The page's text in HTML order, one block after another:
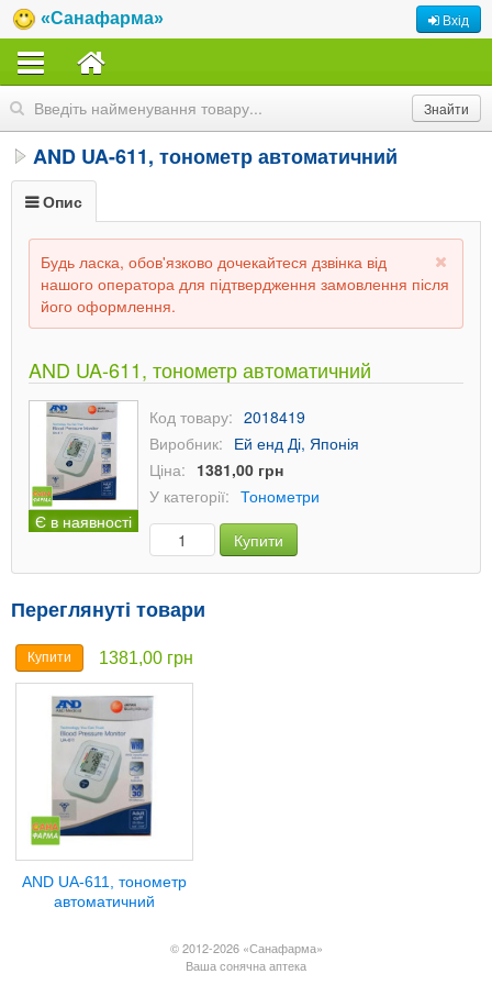
«Санафарма» Вхід
AND UA-611, тонометр автоматичний
Опис
Будь ласка, обов'язково дочекайтеся дзвінка від
нашого оператора для підтвердження замовлення після
його оформлення.
AND UA-611, тонометр автоматичний
Є в наявності
Код товару: 2018419
Виробник: Ей енд Ді, Японія
Ціна: 1381,00 грн
У категорії: Тонометри
Купити
Переглянуті товари
Купити 1381,00 грн
AND UA-611, тонометр
автоматичний
© 2012-2026 «Санафарма»
Ваша сонячна аптека